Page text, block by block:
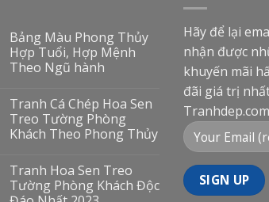
Bảng Màu Phong Thủy
Hợp Tuổi, Hợp Mệnh
Theo Ngũ hành
Tranh Cá Chép Hoa Sen
Treo Tường Phòng
Khách Theo Phong Thủy
Tranh Hoa Sen Treo
Tường Phòng Khách Độc
Hãy để lại
nhận được
khuyến mãi
đãi giá trị
Tranhdep.com